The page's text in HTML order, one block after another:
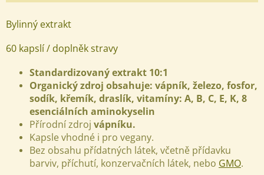
Bylinný extrakt
60 kapslí / doplněk stravy
Standardizovaný extrakt 10:1
Organický zdroj obsahuje: vápník, železo, fosfor,
sodík, křemík, draslík, vitamíny: A, B, C, E, K, 8
esenciálních aminokyselin
Přírodní zdroj vápníku.
Kapsle vhodné i pro vegany.
Bez obsahu přídatných látek, včetně přídavku
barviv, příchutí, konzervačních látek, nebo GMO.